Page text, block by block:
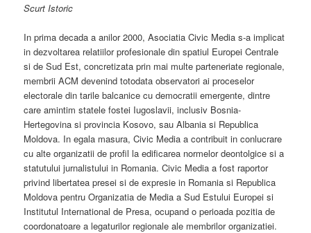
Scurt Istoric
In prima decada a anilor 2000, Asociatia Civic Media s-a implicat
in dezvoltarea relatiilor profesionale din spatiul Europei Centrale
si de Sud Est, concretizata prin mai multe parteneriate regionale,
membrii ACM devenind totodata observatori ai proceselor
electorale din tarile balcanice cu democratii emergente, dintre
care amintim statele fostei Iugoslavii, inclusiv Bosnia-
Hertegovina si provincia Kosovo, sau Albania si Republica
Moldova. In egala masura, Civic Media a contribuit in conlucrare
cu alte organizatii de profil la edificarea normelor deontolgice si a
statutului jurnalistului in Romania. Civic Media a fost raportor
privind libertatea presei si de expresie in Romania si Republica
Moldova pentru Organizatia de Media a Sud Estului Europei si
Institutul International de Presa, ocupand o perioada pozitia de
coordonatoare a legaturilor regionale ale membrilor organizatiei.